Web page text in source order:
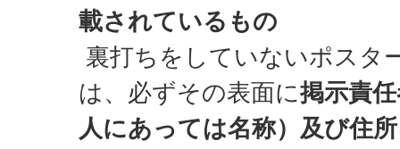
載されているもの
裏打ちをしていないポスタ
は、必ずその表面に掲示責
人にあっては名称）及び住